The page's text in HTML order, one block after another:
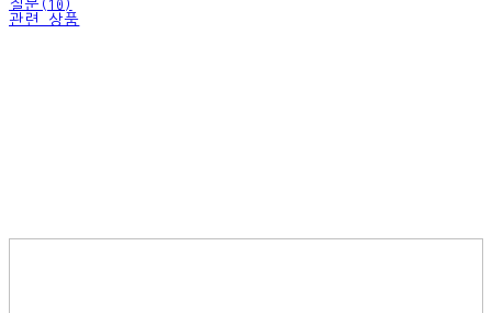
질문(10)
관련 상품